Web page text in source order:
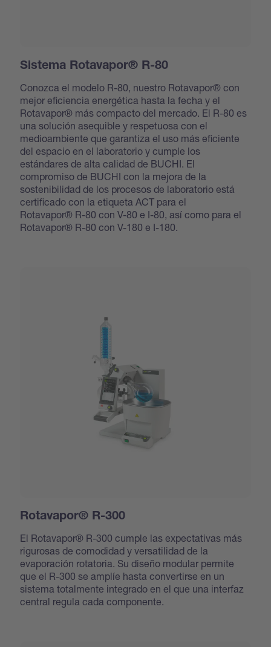
Sistema Rotavapor® R-80
Conozca el modelo R-80, nuestro Rotavapor® con
mejor eficiencia energética hasta la fecha y el
Rotavapor® más compacto del mercado. El R-80 es
una solución asequible y respetuosa con el
medioambiente que garantiza el uso más eficiente
del espacio en el laboratorio y cumple los
estándares de alta calidad de BUCHI. El
compromiso de BUCHI con la mejora de la
sostenibilidad de los procesos de laboratorio está
certificado con la etiqueta ACT para el
Rotavapor® R-80 con V-80 e I-80, así como para el
Rotavapor® R-80 con V-180 e I-180.
Rotavapor® R-300
El Rotavapor® R-300 cumple las expectativas más
rigurosas de comodidad y versatilidad de la
evaporación rotatoria. Su diseño modular permite
que el R-300 se amplíe hasta convertirse en un
sistema totalmente integrado en el que una interfaz
central regula cada componente.